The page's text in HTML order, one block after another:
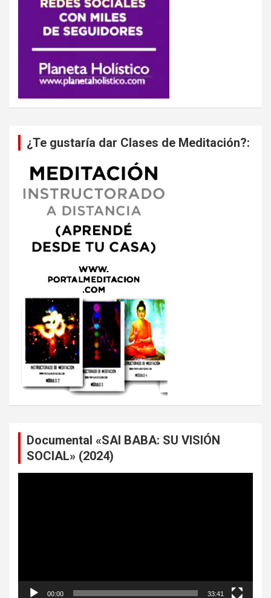
¿Te gustaría dar Clases de Meditación?:
Documental «SAI BABA: SU VISIÓN
SOCIAL» (2024)
00:00 33:41